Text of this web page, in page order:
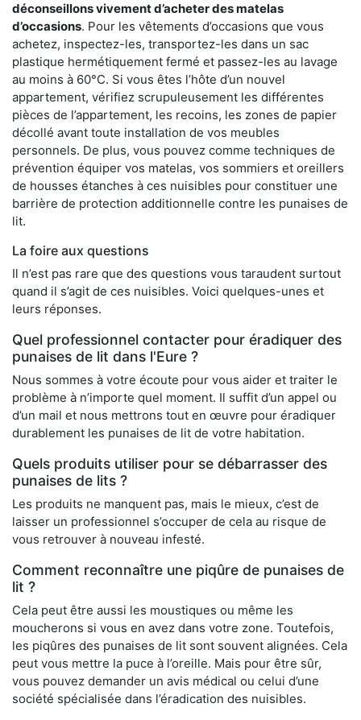
déconseillons vivement d’acheter des matelas
d’occasions. Pour les vêtements d’occasions que vous
achetez, inspectez-les, transportez-les dans un sac
plastique hermétiquement fermé et passez-les au lavage
au moins à 60°C. Si vous êtes l’hôte d’un nouvel
appartement, vérifiez scrupuleusement les différentes
pièces de l’appartement, les recoins, les zones de papier
décollé avant toute installation de vos meubles
personnels. De plus, vous pouvez comme techniques de
prévention équiper vos matelas, vos sommiers et oreillers
de housses étanches à ces nuisibles pour constituer une
barrière de protection additionnelle contre les punaises de
lit.
La foire aux questions
Il n’est pas rare que des questions vous taraudent surtout
quand il s’agit de ces nuisibles. Voici quelques-unes et
leurs réponses.
Quel professionnel contacter pour éradiquer des
punaises de lit dans l'Eure ?
Nous sommes à votre écoute pour vous aider et traiter le
problème à n’importe quel moment. Il suffit d’un appel ou
d’un mail et nous mettrons tout en œuvre pour éradiquer
durablement les punaises de lit de votre habitation.
Quels produits utiliser pour se débarrasser des
punaises de lits ?
Les produits ne manquent pas, mais le mieux, c’est de
laisser un professionnel s’occuper de cela au risque de
vous retrouver à nouveau infesté.
Comment reconnaître une piqûre de punaises de
lit ?
Cela peut être aussi les moustiques ou même les
moucherons si vous en avez dans votre zone. Toutefois,
les piqûres des punaises de lit sont souvent alignées. Cela
peut vous mettre la puce à l’oreille. Mais pour être sûr,
vous pouvez demander un avis médical ou celui d’une
société spécialisée dans l’éradication des nuisibles.